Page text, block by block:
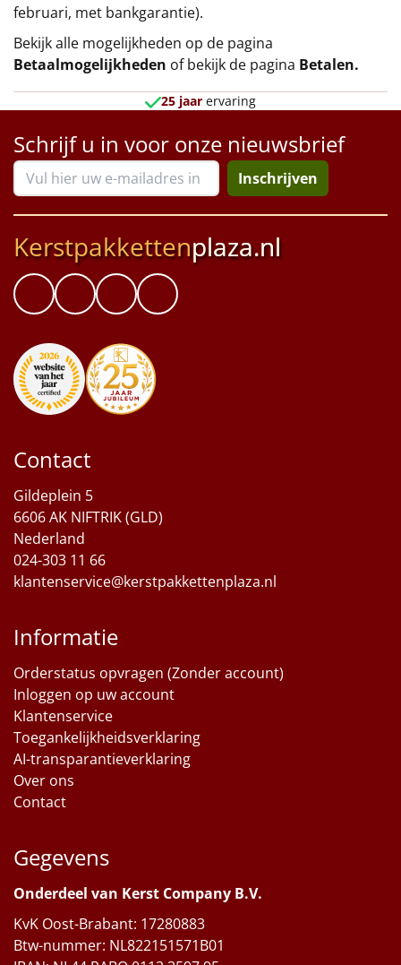
februari, met bankgarantie).
Bekijk alle mogelijkheden op de pagina
Betaalmogelijkheden of bekijk de pagina Betalen.
25 jaar ervaring
Schrijf u in voor onze nieuwsbrief
Inschrijven
Kerstpakkettenplaza.nl
Contact
Gildeplein 5
6606 AK NIFTRIK (GLD)
Nederland
024-303 11 66
klantenservice@kerstpakkettenplaza.nl
Informatie
Orderstatus opvragen (Zonder account)
Inloggen op uw account
Klantenservice
Toegankelijkheidsverklaring
AI-transparantieverklaring
Over ons
Contact
Gegevens
Onderdeel van Kerst Company B.V.
KvK Oost-Brabant: 17280883
Btw-nummer: NL822151571B01